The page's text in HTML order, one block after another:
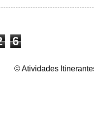
6
© Atividades